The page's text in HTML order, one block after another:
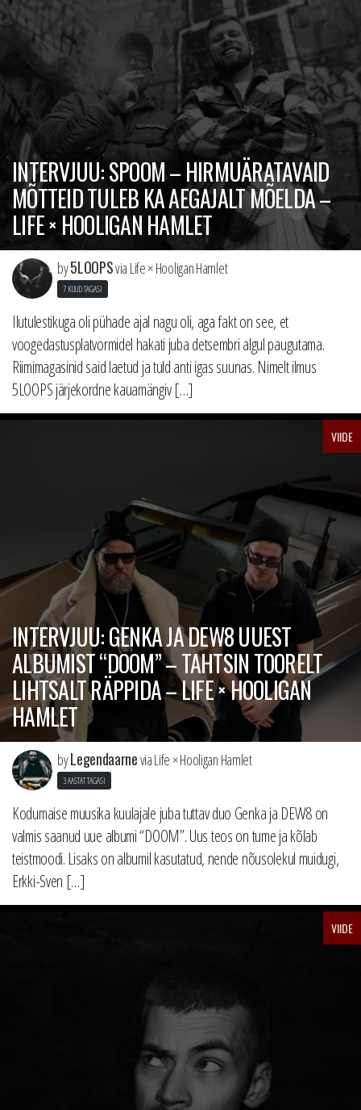
INTERVJUU: SPOOM – HIRMUÄRATAVAID
MÕTTEID TULEB KA AEGAJALT MÕELDA –
LIFE × HOOLIGAN HAMLET
by5LOOPSvia Life × Hooligan Hamlet
7 KUUD TAGASI
Ilutulestikuga oli pühade ajal nagu oli, aga fakt on see, et
voogedastusplatvormidel hakati juba detsembri algul paugutama.
Riimimagasinid said laetud ja tuld anti igas suunas. Nimelt ilmus
5LOOPS järjekordne kauamängiv […]
VIIDE
INTERVJUU: GENKA JA DEW8 UUEST
ALBUMIST “DOOM” – TAHTSIN TOORELT
LIHTSALT RÄPPIDA – LIFE × HOOLIGAN
HAMLET
byLegendaarnevia Life × Hooligan Hamlet
3 AASTAT TAGASI
Kodumaise muusika kuulajale juba tuttav duo Genka ja DEW8 on
valmis saanud uue albumi “DOOM”. Uus teos on tume ja kõlab
teistmoodi. Lisaks on albumil kasutatud, nende nõusolekul muidugi,
Erkki-Sven […]
VIIDE